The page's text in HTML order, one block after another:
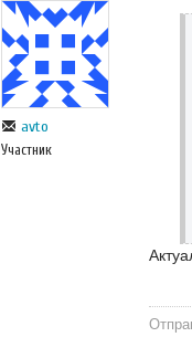
avto
Участник